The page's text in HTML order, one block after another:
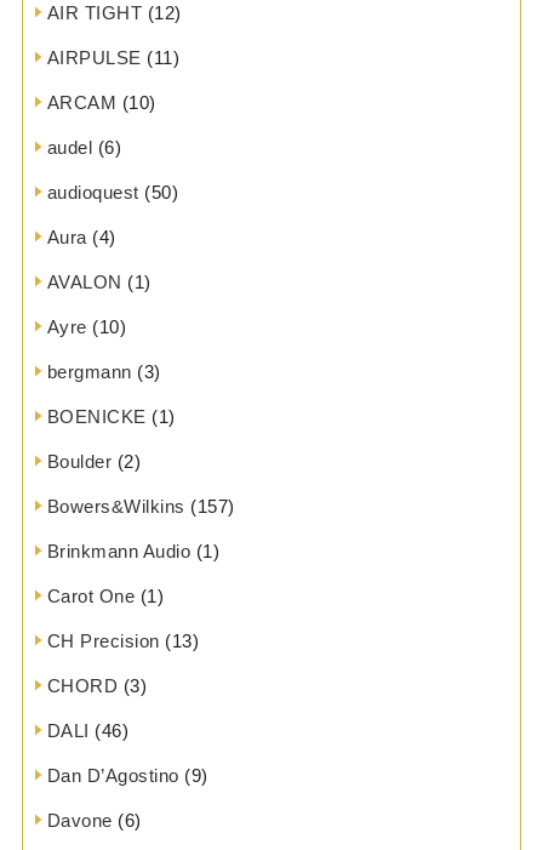
AIR TIGHT (12)
AIRPULSE (11)
ARCAM (10)
audel (6)
audioquest (50)
Aura (4)
AVALON (1)
Ayre (10)
bergmann (3)
BOENICKE (1)
Boulder (2)
Bowers&Wilkins (157)
Brinkmann Audio (1)
Carot One (1)
CH Precision (13)
CHORD (3)
DALI (46)
Dan D’Agostino (9)
Davone (6)